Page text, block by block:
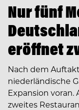
Nur fünf
eröffnet
Nach dem
niederländische
Expansion voran.
zweites